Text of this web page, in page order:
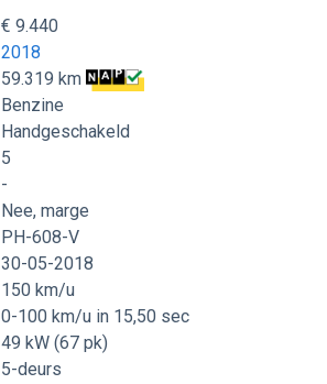
€ 9.440
2018
59.319 km
Benzine
Handgeschakeld
5
-
Nee, marge
PH-608-V
30-05-2018
150 km/u
0-100 km/u in 15,50 sec
49 kW (67 pk)
5-deurs